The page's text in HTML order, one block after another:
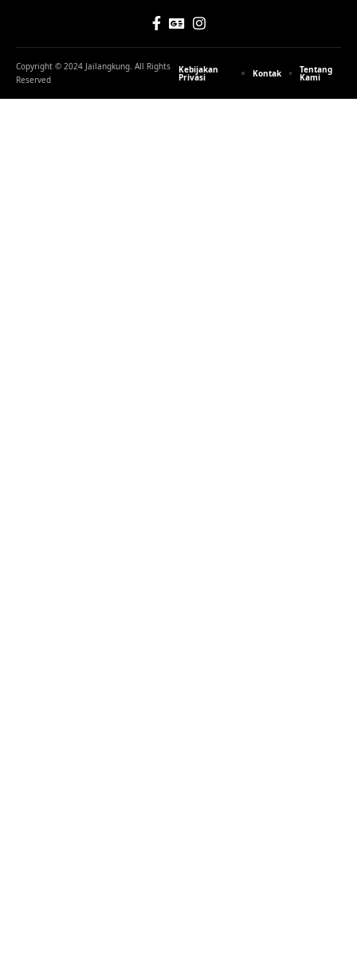
Copyright © 2024 Jailangkung. All Rights
Reserved
Kebijakan
Privasi Kontak Tentang
Kami